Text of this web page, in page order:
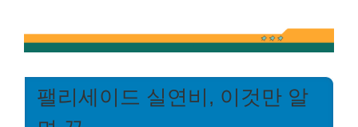
팰리세이드 실연비, 이것만 알